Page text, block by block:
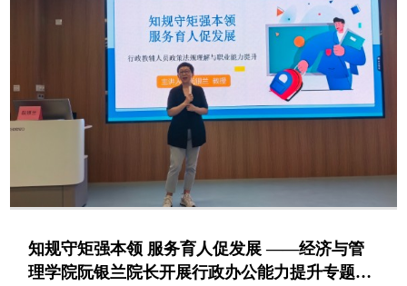
知规守矩强本领 服务育人促发展 ——经济与管
理学院阮银兰院长开展行政办公能力提升专题培